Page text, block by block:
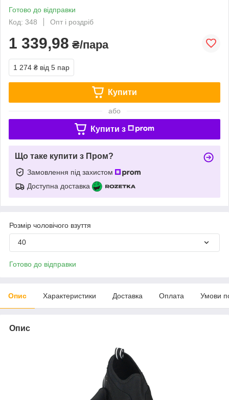
Готово до відправки
Код: 348
Опт і роздріб
1 339,98 ₴/пара
1 274 ₴ від 5 пар
Купити
або
Купити з
Що таке купити з Пром?
Замовлення під захистом
Доступна доставка
Розмір чоловічого взуття
40
Готово до відправки
Опис Характеристики Доставка Оплата Умови
Опис